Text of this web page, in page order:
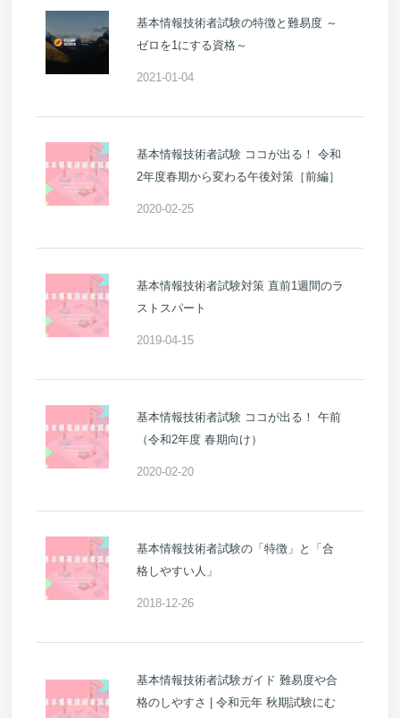
基本情報技術者試験の特徴と難易度 ～
ゼロを1にする資格～
2021-01-04
基本情報技術者試験 ココが出る！ 令和
2年度春期から変わる午後対策［前編］
2020-02-25
基本情報技術者試験対策 直前1週間のラ
ストスパート
2019-04-15
基本情報技術者試験 ココが出る！ 午前
（令和2年度 春期向け）
2020-02-20
基本情報技術者試験の「特徴」と「合
格しやすい人」
2018-12-26
基本情報技術者試験ガイド 難易度や合
格のしやすさ | 令和元年 秋期試験にむ